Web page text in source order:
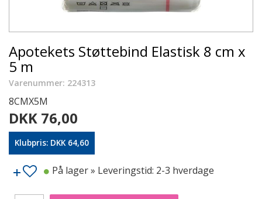
Apotekets Støttebind Elastisk 8 cm x
5 m
Varenummer: 224313
8CMX5M
DKK 76,00
Klubpris: DKK 64,60
På lager» Leveringstid: 2-3 hverdage